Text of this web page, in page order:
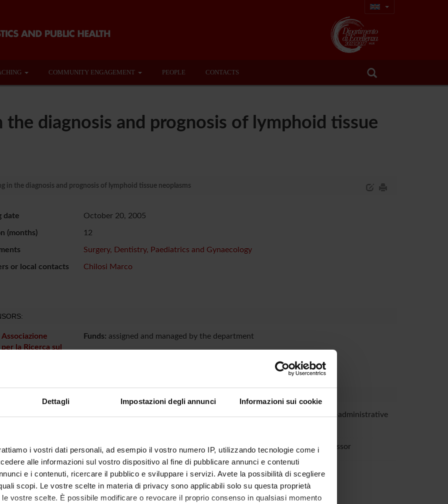
Dettagli Impostazioni degli annunci Informazioni sui cookie
i vostri dati personali, ad esempio il vostro numero IP, utilizzando tecnologie come i
alle informazioni sul vostro dispositivo al fine di pubblicare annunci e contenuti
e i contenuti, ricercare il pubblico e sviluppare i servizi. Avete la possibilità di scegliere
scopi. Le vostre scelte in materia di privacy sono applicabili solo su questa proprietà
vostre scelte. È possibile modificare o revocare il proprio consenso in qualsiasi momento
COMMUNITY ENGAGEMENT PEOPLE CONTACTS
the diagnosis and prognosis of lymphoid tissue
in the diagnosis and prognosis of lymphoid tissue neoplasms
date October 20, 2005
(months) 12
Surgery, Dentistry, Paediatrics and Gynaecology
or local contacts Chilosi Marco
Associazione
per la Ricerca sul
Funds: assigned and managed by the department
Lestani
Malpeli
Technical-administrative
Technical-administrative
Aldo Scarpa Full Professor